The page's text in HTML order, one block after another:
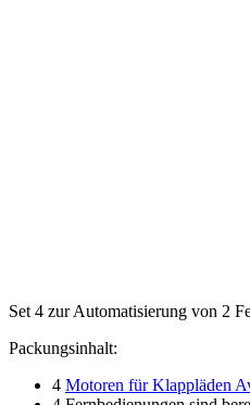
Set 4 zur Automatisierung von 2
Packungsinhalt:
4 Motoren für Klappläden